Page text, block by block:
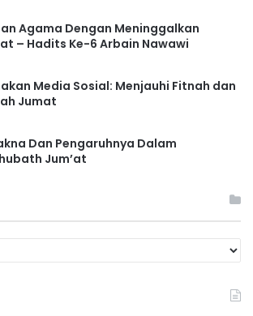
Agama Dengan Meninggalkan
– Hadits Ke-6 Arbain Nawawi
Media Sosial: Menjauhi Fitnah dan
Jumat
Dan Pengaruhnya Dalam
Jum’at